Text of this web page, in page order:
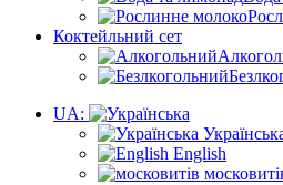
Коктейльний сет
UA:
English